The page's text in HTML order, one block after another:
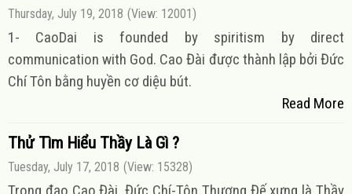
Thursday, July 19, 2018 (View: 12001)
1- CaoDai is founded by spiritism by direct
communication with God. Cao Đài được thành lập bởi Đức
Chí Tôn bằng huyền cơ diệu bút.
Read More
Thử Tìm Hiểu Thầy Là Gì ?
Tuesday, July 17, 2018 (View: 15328)